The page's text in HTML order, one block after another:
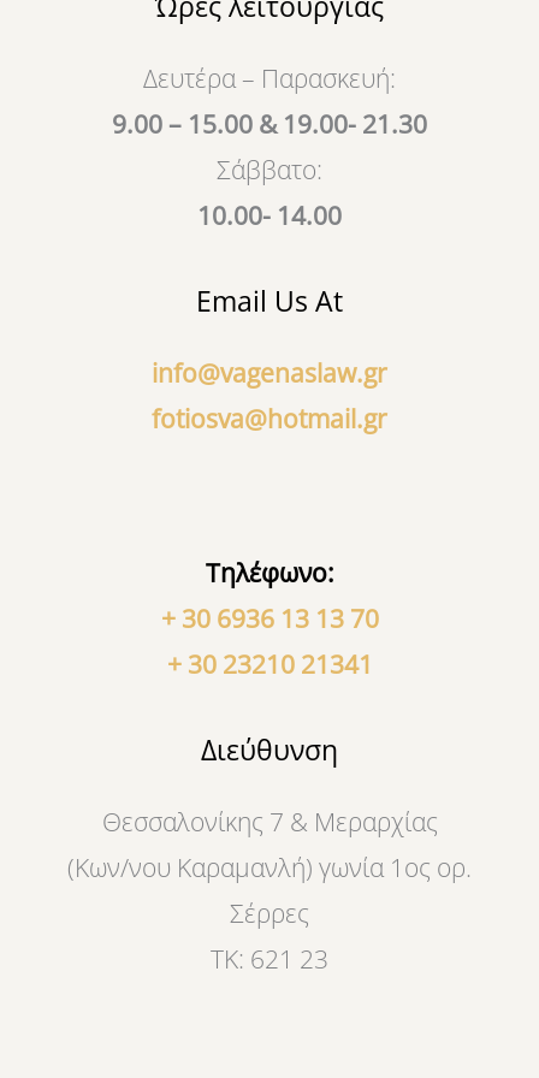
o
k
b
Δευτέρα – Παρασκευή:
9.00 – 15.00 & 19.00- 21.30
Σάββατο:
10.00- 14.00
Email Us At
info@vagenaslaw.gr
fotiosva@hotmail.gr
Τηλέφωνο:
+ 30 6936 13 13 70
+ 30 23210 21341
Διεύθυνση
Θεσσαλονίκης 7 & Μεραρχίας
(Κων/νου Καραμανλή) γωνία 1ος ορ.
Σέρρες
ΤΚ: 621 23